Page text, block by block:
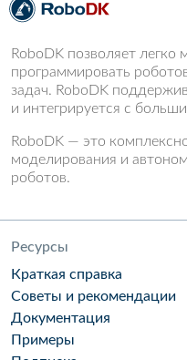
RoboDK позволяет легко
программировать
задач. RoboDK
и интегрируется с
RoboDK — это
моделирования и
роботов.
Ресурсы
Краткая справка
Советы и рекомендации
Документация
Примеры